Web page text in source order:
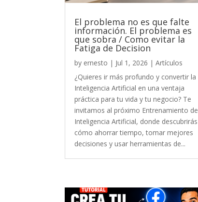
El problema no es que falte
información. El problema es
que sobra / Como evitar la
Fatiga de Decision
by ernesto | Jul 1, 2026 |Artículos
¿Quieres ir más profundo y convertir la
Inteligencia Artificial en una ventaja
práctica para tu vida y tu negocio? Te
invitamos al próximo Entrenamiento de
Inteligencia Artificial, donde descubrirás
cómo ahorrar tiempo, tomar mejores
decisiones y usar herramientas de...